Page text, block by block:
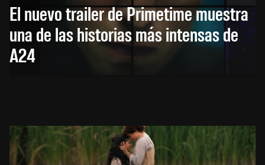
El nuevo trailer de Primetime muestra
una de las historias más intensas de
A24